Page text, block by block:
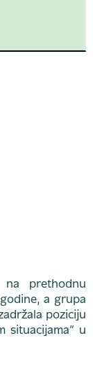
prethodnu
a grupa
poziciju
situacijama” u